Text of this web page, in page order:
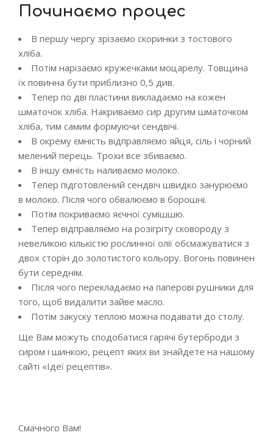
Починаємо процес
В першу чергу зрізаємо скоринки з тостового
хліба.
Потім нарізаємо кружечками моцарелу. Товщина
їх повинна бути приблизно 0,5 див.
Тепер по дві пластини викладаємо на кожен
шматочок хліба. Накриваємо сир другим шматочком
хліба, тим самим формуючи сендвічі.
В окрему ємність відправляємо яйця, сіль і чорний
мелений перець. Трохи все збиваємо.
В іншу ємність наливаємо молоко.
Тепер підготовлений сендвіч швидко занурюємо
в молоко. Після чого обвалюємо в борошні.
Потім покриваємо яєчної сумішшю.
Тепер відправляємо на розігріту сковороду з
невеликою кількістю рослинної олії обсмажуватися з
двох сторін до золотистого кольору. Вогонь повинен
бути середнім.
Після чого перекладаємо на паперові рушники для
того, щоб видалити зайве масло.
Потім закуску теплою можна подавати до столу.
Ще Вам можуть сподобатися гарячі бутерброди з
сиром і шинкою, рецепт яких ви знайдете на нашому
сайті «Ідеї рецептів».
Смачного Вам!